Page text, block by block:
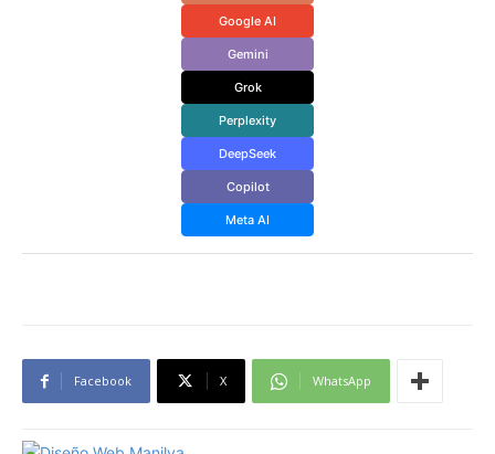
Google AI
Gemini
Grok
Perplexity
DeepSeek
Copilot
Meta AI
Facebook X WhatsApp